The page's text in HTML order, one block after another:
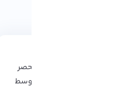
می‌پردازیم. سیستم عامل macOS، یکی از ویژگی های منحصر
تاب های تولید شده توسط